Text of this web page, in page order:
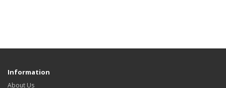
Information
About Us